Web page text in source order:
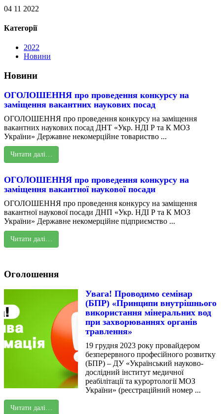
04 11 2022
Категорії
2022
Новини
Новини
ОГОЛОШЕННЯ про проведення конкурсу на
заміщення вакантних наукових посад
ОГОЛОШЕННЯ про проведення конкурсу на заміщення
вакантних наукових посад ДНТ «Укр. НДІ Р та К МОЗ
України» Державне некомерційне товариство ...
Читати далі…
ОГОЛОШЕННЯ про проведення конкурсу на
заміщення вакантної наукової посади
ОГОЛОШЕННЯ про проведення конкурсу на заміщення
вакантної наукової посади ДНП «Укр. НДІ Р та К МОЗ
України» Державне некомерційне підприємство ...
Читати далі…
Оголошення
Увага! Проводимо семінар
(БПР) «Принципи внутрішнього
використання мінеральних вод
при захворюваннях органів
травлення»
19 грудня 2023 року провайдером
безперервного професійного розвитку
(БПР) – ДУ «Український науково-
дослідний інститут медичної
реабілітації та курортології МОЗ
України» (реєстраційний номер ...
Читати далі…